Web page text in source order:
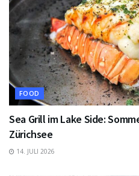
FOOD
Sea Grill im Lake Side:
Zürichsee
14. JULI 2026